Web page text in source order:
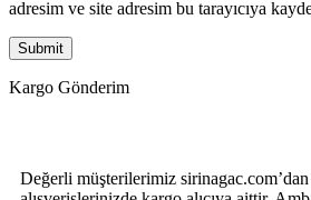
adresim ve site adresim bu tarayıcıya
Kargo Gönderim
Değerli müşterilerimiz sirinagac.com’dan